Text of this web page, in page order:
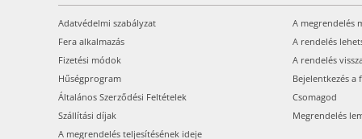
Adatvédelmi szabályzat
Fera alkalmazás
Fizetési módok
Hűségprogram
Általános Szerződési Feltételek
Szállítási díjak
A megrendelés teljesítésének ideje
A megrendelés
A rendelés
A rendelés
Bejelentkezés a
Csomagod
Megrendelés